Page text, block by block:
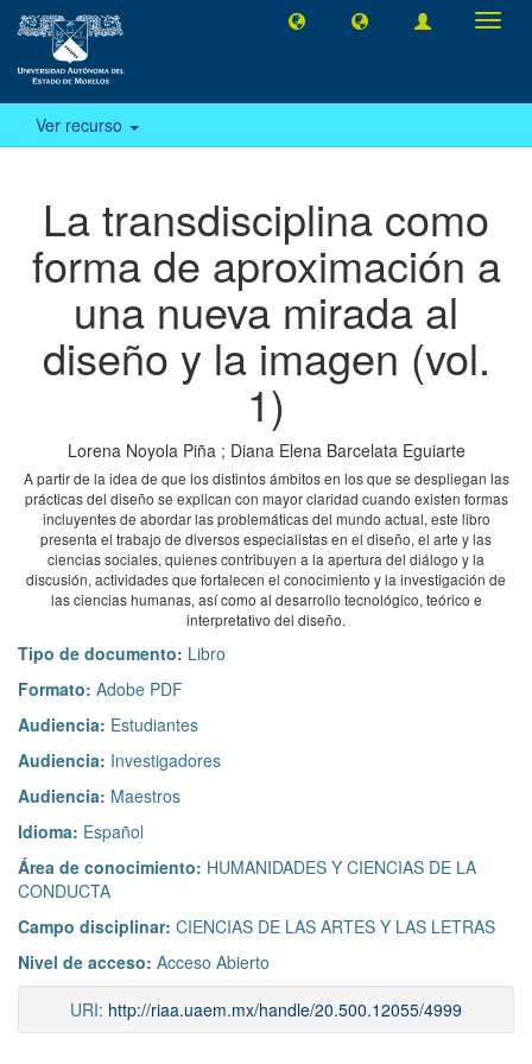
Ver recurso
La transdisciplina como
forma de aproximación a
una nueva mirada al
diseño y la imagen (vol.
1)
Lorena Noyola Piña; Diana Elena Barcelata Eguiarte
A partir de la idea de que los distintos ámbitos en los que se despliegan las
prácticas del diseño se explican con mayor claridad cuando existen formas
incluyentes de abordar las problemáticas del mundo actual, este libro
presenta el trabajo de diversos especialistas en el diseño, el arte y las
ciencias sociales, quienes contribuyen a la apertura del diálogo y la
discusión, actividades que fortalecen el conocimiento y la investigación de
las ciencias humanas, así como al desarrollo tecnológico, teórico e
interpretativo del diseño.
Tipo de documento: Libro
Formato: Adobe PDF
Audiencia: Estudiantes
Audiencia: Investigadores
Audiencia: Maestros
Idioma: Español
Área de conocimiento: HUMANIDADES Y CIENCIAS DE LA
CONDUCTA
Campo disciplinar: CIENCIAS DE LAS ARTES Y LAS LETRAS
Nivel de acceso: Acceso Abierto
URI: http://riaa.uaem.mx/handle/20.500.12055/4999